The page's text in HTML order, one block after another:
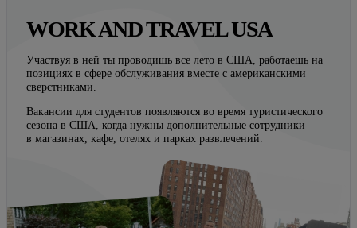
WORK AND TRAVEL USA
Участвуя в ней ты проводишь все лето в США, работаешь на
позициях в сфере обслуживания вместе с американскими
сверстниками.
Вакансии для студентов появляются во время туристического
сезона в США, когда нужны дополнительные сотрудники
в магазинах, кафе, отелях и парках развлечений.